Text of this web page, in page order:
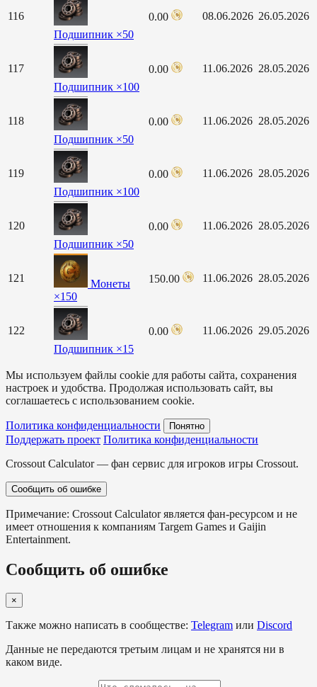
116
Подшипник ×50
0.00 08.06.2026 26.05.2026
117
Подшипник ×100
0.00 11.06.2026 28.05.2026
118
Подшипник ×50
0.00 11.06.2026 28.05.2026
119
Подшипник ×100
0.00 11.06.2026 28.05.2026
120
Подшипник ×50
0.00 11.06.2026 28.05.2026
121
Монеты
×150
150.00 11.06.2026 28.05.2026
122
Подшипник ×15
0.00 11.06.2026 29.05.2026
Мы используем файлы cookie для работы сайта, сохранения
настроек и удобства. Продолжая использовать сайт, вы
соглашаетесь с использованием cookie.
Политика конфиденциальности Понятно
Поддержать проект Политика конфиденциальности
Crossout Calculator — фан сервис для игроков игры Crossout.
Сообщить об ошибке
Примечание: Crossout Calculator является фан-ресурсом и не
имеет отношения к компаниям Targem Games и Gaijin
Entertainment.
Сообщить об ошибке
×
Также можно написать в сообществе: Telegram или Discord
Данные не передаются третьим лицам и не хранятся ни в
каком виде.